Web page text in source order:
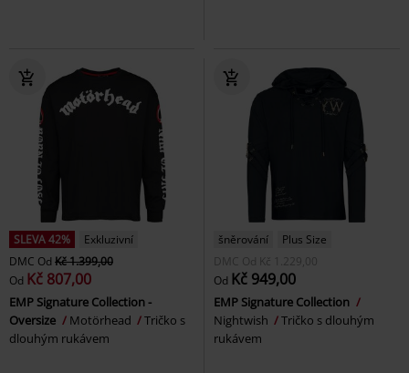
SLEVA 42%
Exkluzivní
DMC Od Kč 1.399,00
Od Kč 807,00
EMP Signature Collection -
Oversize
Motörhead
Tričko s
dlouhým rukávem
šněrování
Plus Size
DMC Od Kč 1.229,00
Od Kč 949,00
EMP Signature Collection
Nightwish
Tričko s dlouhým
rukávem